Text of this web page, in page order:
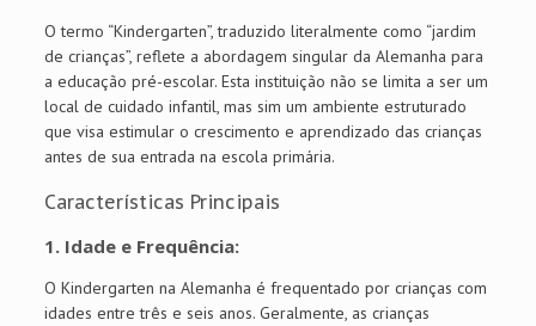
O termo “Kindergarten”, traduzido literalmente como “jardim
de crianças”, reflete a abordagem singular da Alemanha para
a educação pré-escolar. Esta instituição não se limita a ser um
local de cuidado infantil, mas sim um ambiente estruturado
que visa estimular o crescimento e aprendizado das crianças
antes de sua entrada na escola primária.
Características Principais
1. Idade e Frequência:
O Kindergarten na Alemanha é frequentado por crianças com
idades entre três e seis anos. Geralmente, as crianças